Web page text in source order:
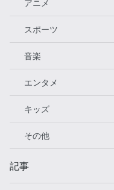
アニメ
スポーツ
音楽
エンタメ
キッズ
その他
記事